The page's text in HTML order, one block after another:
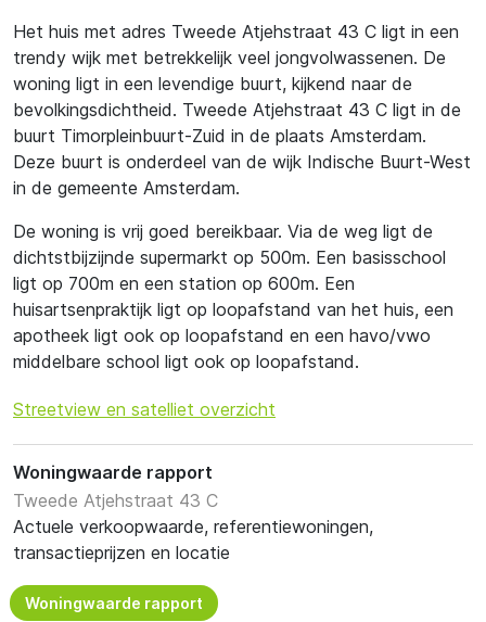
Het huis met adres Tweede Atjehstraat 43 C ligt in een
trendy wijk met betrekkelijk veel jongvolwassenen. De
woning ligt in een levendige buurt, kijkend naar de
bevolkingsdichtheid. Tweede Atjehstraat 43 C ligt in de
buurt Timorpleinbuurt-Zuid in de plaats Amsterdam.
Deze buurt is onderdeel van de wijk Indische Buurt-West
in de gemeente Amsterdam.
De woning is vrij goed bereikbaar. Via de weg ligt de
dichtstbijzijnde supermarkt op 500m. Een basisschool
ligt op 700m en een station op 600m. Een
huisartsenpraktijk ligt op loopafstand van het huis, een
apotheek ligt ook op loopafstand en een havo/vwo
middelbare school ligt ook op loopafstand.
Streetview en satelliet overzicht
Woningwaarde rapport
Tweede Atjehstraat 43 C
Actuele verkoopwaarde, referentiewoningen,
transactieprijzen en locatie
Woningwaarde rapport